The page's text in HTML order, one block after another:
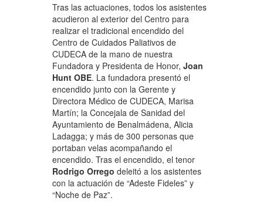
Tras las actuaciones, todos los asistentes
acudieron al exterior del Centro para
realizar el tradicional encendido del
Centro de Cuidados Paliativos de
CUDECA de la mano de nuestra
Fundadora y Presidenta de Honor, Joan
Hunt OBE. La fundadora presentó el
encendido junto con la Gerente y
Directora Médico de CUDECA, Marisa
Martín; la Concejala de Sanidad del
Ayuntamiento de Benalmádena, Alicia
Ladagga; y más de 300 personas que
portaban velas acompañando el
encendido. Tras el encendido, el tenor
Rodrigo Orrego deleitó a los asistentes
con la actuación de “Adeste Fideles” y
“Noche de Paz”.